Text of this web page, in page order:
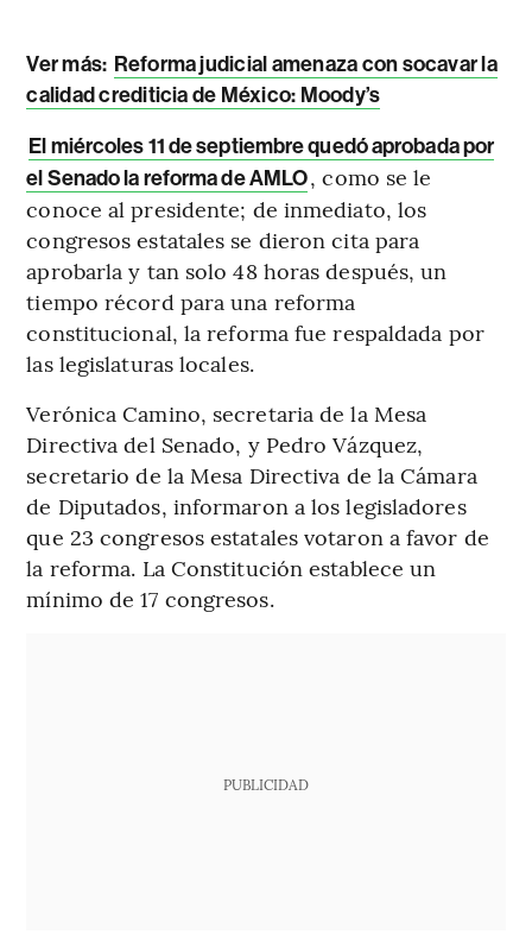
Ver más: Reforma judicial amenaza con socavar la
calidad crediticia de México: Moody’s
El miércoles 11 de septiembre quedó aprobada por
el Senado la reforma de AMLO, como se le
conoce al presidente; de inmediato, los
congresos estatales se dieron cita para
aprobarla y tan solo 48 horas después, un
tiempo récord para una reforma
constitucional, la reforma fue respaldada por
las legislaturas locales.
Verónica Camino, secretaria de la Mesa
Directiva del Senado, y Pedro Vázquez,
secretario de la Mesa Directiva de la Cámara
de Diputados, informaron a los legisladores
que 23 congresos estatales votaron a favor de
la reforma. La Constitución establece un
mínimo de 17 congresos.
PUBLICIDAD